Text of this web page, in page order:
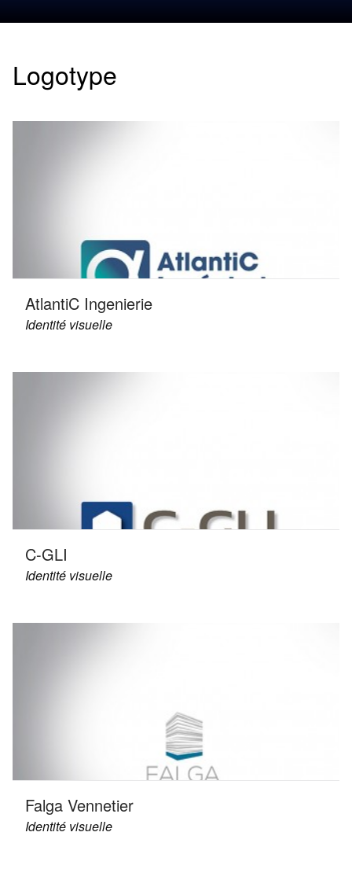
Logotype
AtlantiC Ingenierie
Identité visuelle
C-GLI
Identité visuelle
Falga Vennetier
Identité visuelle